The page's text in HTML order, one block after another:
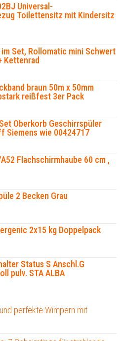
Universal-
Toilettensitz mit Kindersitz
im Set, Rollomatic mini Schwert
Kettenrad
braun 50m x 50mm
reißfest 3er Pack
Oberkorb Geschirrspüler
Siemens wie 00424717
Flachschirmhaube 60 cm ,
2 Becken Grau
2x15 kg Doppelpack
Status S Anschl.G
pulv. STA ALBA
perfekte Wimpern mit